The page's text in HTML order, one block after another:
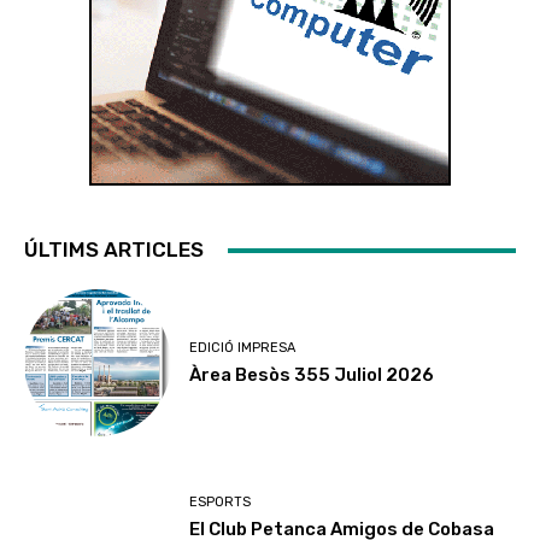
ÚLTIMS ARTICLES
EDICIÓ IMPRESA
Àrea Besòs 355 Juliol 2026
ESPORTS
El Club Petanca Amigos de Cobasa